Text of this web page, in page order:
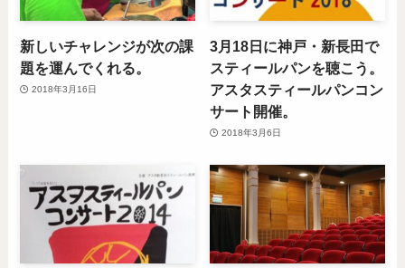
新しいチャレンジが次の課
題を運んでくれる。
2018年3月16日
3月18日に神戸・新長田で
スティールパンを聴こう。
アスタスティールパンコン
サート開催。
2018年3月6日